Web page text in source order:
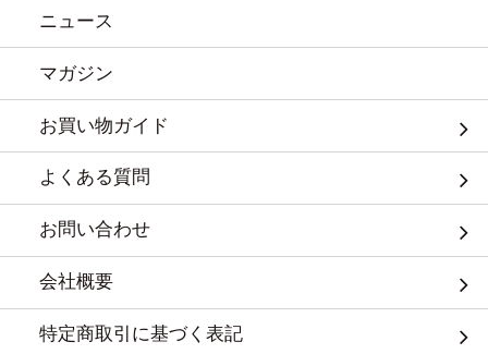
ニュース
マガジン
お買い物ガイド
よくある質問
お問い合わせ
会社概要
特定商取引に基づく表記